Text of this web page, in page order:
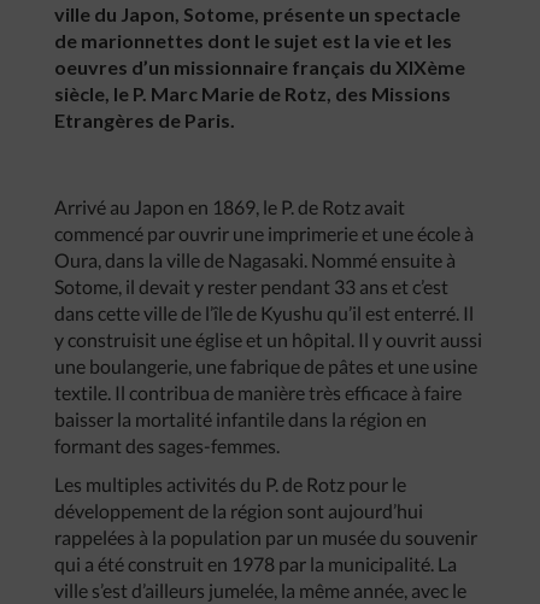
ville du Japon, Sotome, présente un spectacle
de marionnettes dont le sujet est la vie et les
oeuvres d’un missionnaire français du XIXème
siècle, le P. Marc Marie de Rotz, des Missions
Etrangères de Paris.
Arrivé au Japon en 1869, le P. de Rotz avait
commencé par ouvrir une imprimerie et une école à
Oura, dans la ville de Nagasaki. Nommé ensuite à
Sotome, il devait y rester pendant 33 ans et c’est
dans cette ville de l’île de Kyushu qu’il est enterré. Il
y construisit une église et un hôpital. Il y ouvrit aussi
une boulangerie, une fabrique de pâtes et une usine
textile. Il contribua de manière très efficace à faire
baisser la mortalité infantile dans la région en
formant des sages-femmes.
Les multiples activités du P. de Rotz pour le
développement de la région sont aujourd’hui
rappelées à la population par un musée du souvenir
qui a été construit en 1978 par la municipalité. La
ville s’est d’ailleurs jumelée, la même année, avec le